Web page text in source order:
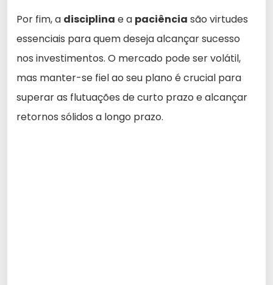
Por fim, a disciplina e a paciência são virtudes
essenciais para quem deseja alcançar sucesso
nos investimentos. O mercado pode ser volátil,
mas manter-se fiel ao seu plano é crucial para
superar as flutuações de curto prazo e alcançar
retornos sólidos a longo prazo.